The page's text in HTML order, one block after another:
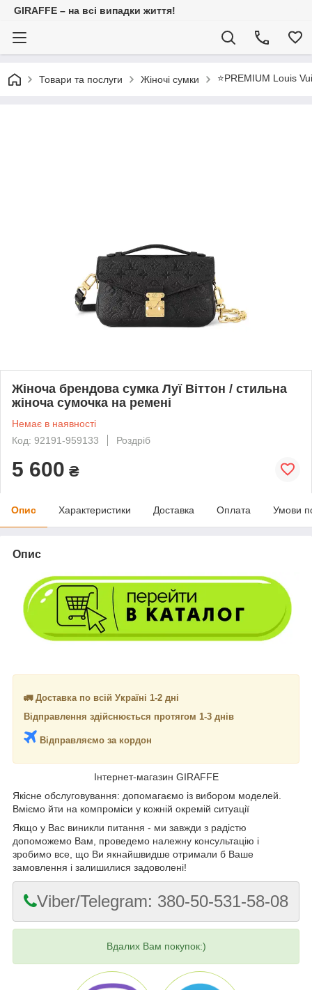
GIRAFFE – на всі випадки життя!
Товари та послуги Жіночі сумки ⭐️PREMIUM Louis
Жіноча брендова сумка Луї Віттон / стильна
жіноча сумочка на ремені
Немає в наявності
Код: 92191-959133
Роздріб
5 600 ₴
Опис Характеристики Доставка Оплата Умови
Опис
🚛 Доставка по всій Україні 1-2 дні
Відправлення здійснюється протягом 1-3 днів
Відправляємо за кордон
Інтернет-магазин GIRAFFE
Якісне обслуговування: допомагаємо із вибором моделей.
Вміємо йти на компроміси у кожній окремій ситуації
Якщо у Вас виникли питання - ми завжди з радістю
допоможемо Вам, проведемо належну консультацію і
зробимо все, що Ви якнайшвидше отримали б Ваше
замовлення і залишилися задоволені!
Viber/Telegram: 380-50-531-58-08
Вдалих Вам покупок:)